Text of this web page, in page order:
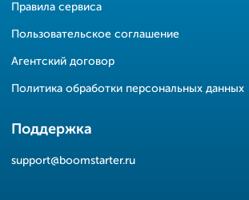
Правила сервиса
Пользовательское соглашение
Агентский договор
Политика обработки персональных данных
Поддержка
support@boomstarter.ru